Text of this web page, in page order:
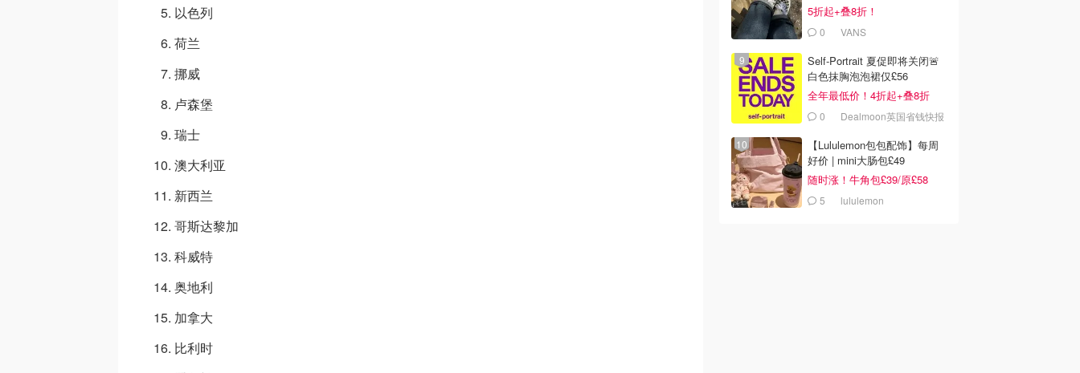
以色列
荷兰
挪威
卢森堡
瑞士
澳大利亚
新西兰
哥斯达黎加
科威特
奥地利
加拿大
比利时
5折起+叠8折！
0 VANS
Self-Portrait 夏促即将关闭🚨
白色抹胸泡泡裙仅£56
全年最低价！4折起+叠8折
0 Dealmoon英国省钱快报
【Lululemon包包配饰】每周
好价 | mini大肠包£49
随时涨！牛角包£39/原£58
5 lululemon